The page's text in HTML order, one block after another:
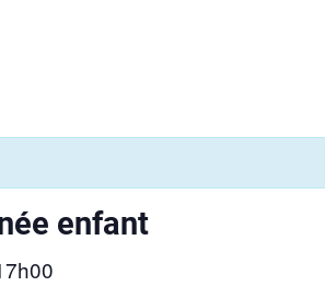
enfant